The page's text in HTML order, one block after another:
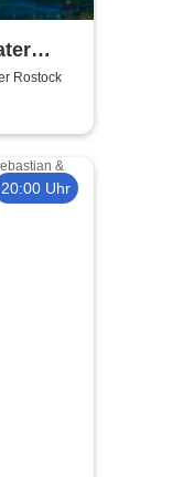
Rostock
20:00 Uhr